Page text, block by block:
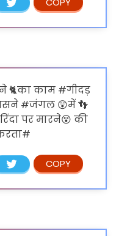
🐈का काम #गीदड़
#जंगल 😲में 👣
पर मारने😵 की